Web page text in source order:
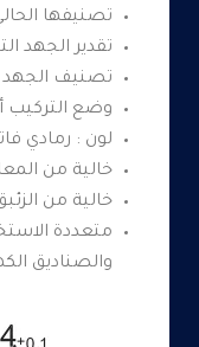
تصنيفها الحالي التشغيلي
تقدير الجهد التشغيلي 230
تصنيف الجهد العزل 500 فولت تيار متردد
وضع التركيب
لون : رمادي
خالية من
خالية من
متعددة
والصناديق